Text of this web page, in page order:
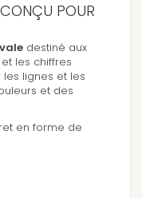
POUR
destiné aux
les chiffres
lignes et les
et des
en forme de